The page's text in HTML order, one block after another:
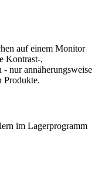
auf einem Monitor
Kontrast-,
nur annäherungsweise
Produkte.
im Lagerprogramm